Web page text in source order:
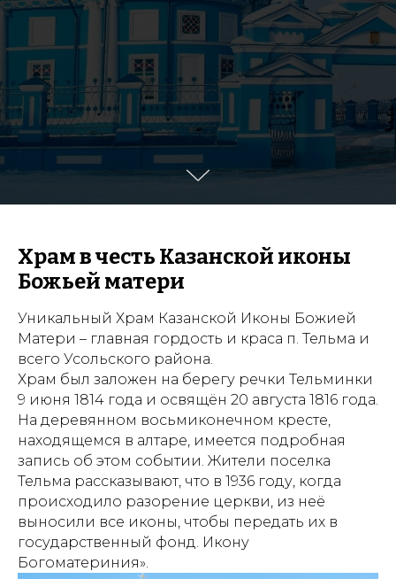
Храм в честь Казанской иконы
Божьей матери
Уникальный Храм Казанской Иконы Божией
Матери – главная гордость и краса п. Тельма и
всего Усольского района.
Храм был заложен на берегу речки Тельминки
9 июня 1814 года и освящён 20 августа 1816 года.
На деревянном восьмиконечном кресте,
находящемся в алтаре, имеется подробная
запись об этом событии. Жители поселка
Тельма рассказывают, что в 1936 году, когда
происходило разорение церкви, из неё
выносили все иконы, чтобы передать их в
государственный фонд. Икону
Богоматериния».